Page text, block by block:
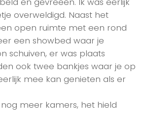
overweldigd. Naast het
open ruimte met een rond
een showbed waar je
schuiven, er was plaats
ook twee bankjes waar je op
mee kan genieten als er
meer kamers, het hield